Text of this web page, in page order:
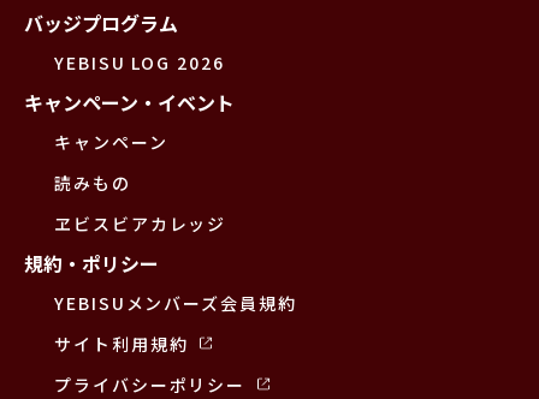
バッジプログラム
YEBISU LOG 2026
キャンペーン・イベント
キャンペーン
読みもの
ヱビスビアカレッジ
規約・ポリシー
YEBISUメンバーズ会員規約
サイト利用規約
プライバシーポリシー